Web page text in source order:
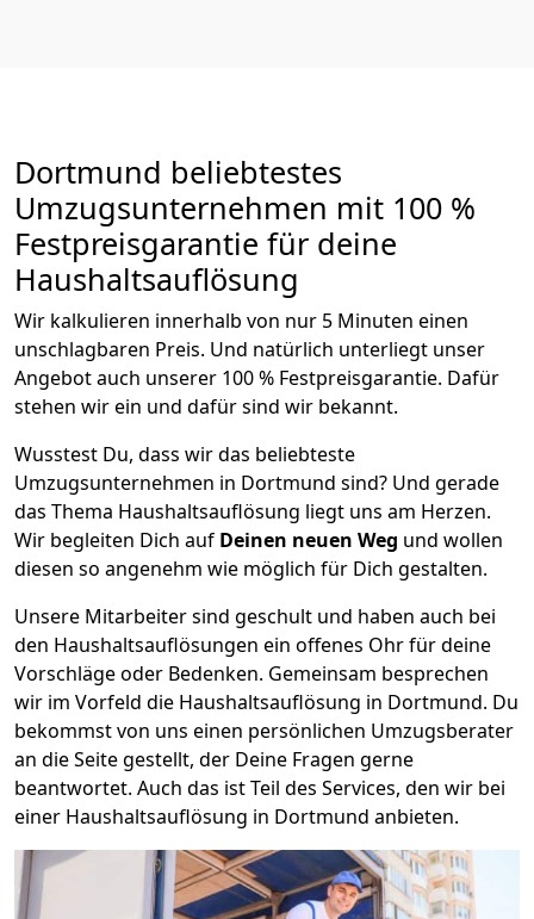
Dortmund beliebtestes
Umzugsunternehmen mit 100 %
Festpreisgarantie für deine
Haushaltsauflösung
Wir kalkulieren innerhalb von nur 5 Minuten einen
unschlagbaren Preis. Und natürlich unterliegt unser
Angebot auch unserer 100 % Festpreisgarantie. Dafür
stehen wir ein und dafür sind wir bekannt.
Wusstest Du, dass wir das beliebteste
Umzugsunternehmen in Dortmund sind? Und gerade
das Thema Haushaltsauflösung liegt uns am Herzen.
Wir begleiten Dich auf Deinen neuen Weg und wollen
diesen so angenehm wie möglich für Dich gestalten.
Unsere Mitarbeiter sind geschult und haben auch bei
den Haushaltsauflösungen ein offenes Ohr für deine
Vorschläge oder Bedenken. Gemeinsam besprechen
wir im Vorfeld die Haushaltsauflösung in Dortmund. Du
bekommst von uns einen persönlichen Umzugsberater
an die Seite gestellt, der Deine Fragen gerne
beantwortet. Auch das ist Teil des Services, den wir bei
einer Haushaltsauflösung in Dortmund anbieten.